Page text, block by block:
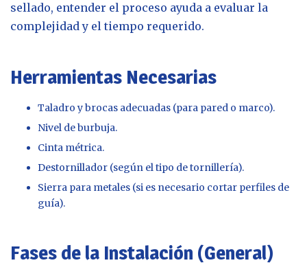
sellado, entender el proceso ayuda a evaluar la
complejidad y el tiempo requerido.
Herramientas Necesarias
Taladro y brocas adecuadas (para pared o marco).
Nivel de burbuja.
Cinta métrica.
Destornillador (según el tipo de tornillería).
Sierra para metales (si es necesario cortar perfiles de
guía).
Fases de la Instalación (General)